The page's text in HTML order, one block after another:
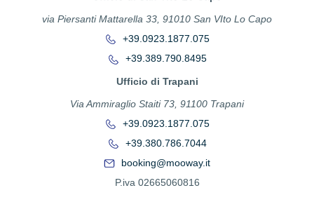
via Piersanti Mattarella 33, 91010 San VIto Lo Capo
+39.0923.1877.075
+39.389.790.8495
Ufficio di Trapani
Via Ammiraglio Staiti 73, 91100 Trapani
+39.0923.1877.075
+39.380.786.7044
booking@mooway.it
P.iva 02665060816